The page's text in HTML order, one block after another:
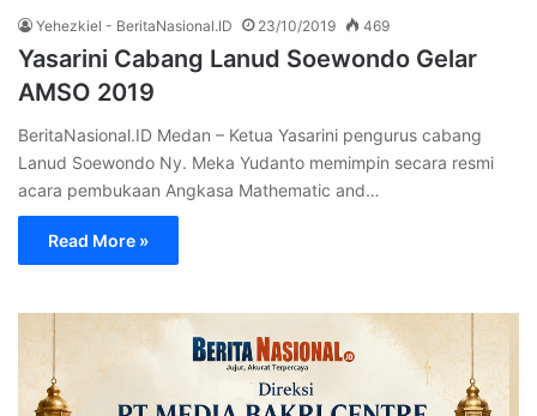
Yehezkiel - BeritaNasional.ID 23/10/2019 469
Yasarini Cabang Lanud Soewondo Gelar
AMSO 2019
BeritaNasional.ID Medan – Ketua Yasarini pengurus cabang
Lanud Soewondo Ny. Meka Yudanto memimpin secara resmi
acara pembukaan Angkasa Mathematic and…
Read More »